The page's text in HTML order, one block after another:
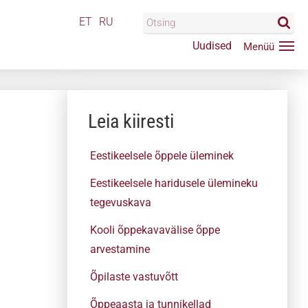
ET RU
Uudised
Leia kiiresti
Eestikeelsele õppele üleminek
Eestikeelsele haridusele ülemineku
tegevuskava
Kooli õppekavavälise õppe
arvestamine
Õpilaste vastuvõtt
Õppeaasta ja tunnikellad